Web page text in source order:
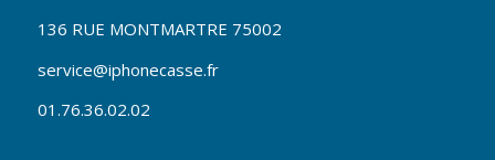
136 RUE MONTMARTRE 75002
service@iphonecasse.fr
01.76.36.02.02